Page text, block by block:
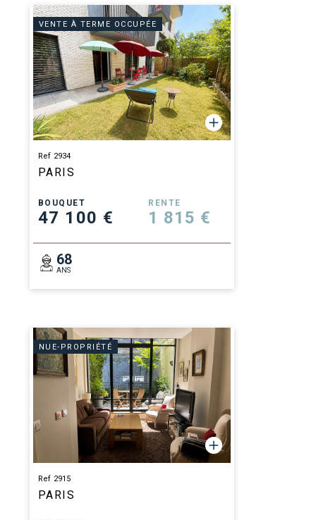
VENTE À TERME OCCUPÉE
Ref 2934
PARIS
BOUQUET
47 100 €
RENTE
1 815 €
68
ANS
NUE-PROPRIÉTÉ
Ref 2915
PARIS